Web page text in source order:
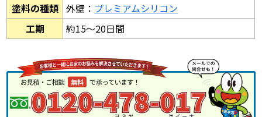
塗料の種類 外壁： プレミアムシリコン
工期
約15～20日間